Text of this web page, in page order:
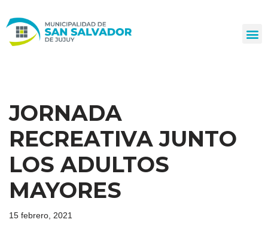
al
JORNADA
RECREATIVA JUNTO
LOS ADULTOS
MAYORES
15 febrero, 2021